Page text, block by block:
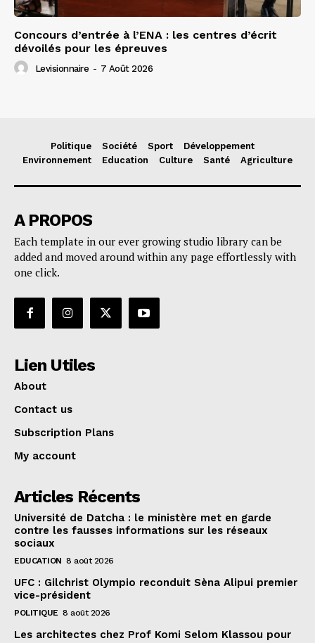
Concours d’entrée à l’ENA : les centres d’écrit
dévoilés pour les épreuves
Levisionnaire - 7 Août 2026
Politique Société Sport
Développement
Environnement
Education Culture Santé Agriculture
A PROPOS
Each template in our ever growing studio library can be
added and moved around within any page effortlessly with
one click.
Lien Utiles
About
Contact us
Subscription Plans
My account
Articles Récents
Université de Datcha : le ministère met en garde
contre les fausses informations sur les réseaux
sociaux
EDUCATION 8 août 2026
UFC : Gilchrist Olympio reconduit Sèna Alipui premier
vice-président
POLITIQUE 8 août 2026
Les architectes chez Prof Komi Selom Klassou pour